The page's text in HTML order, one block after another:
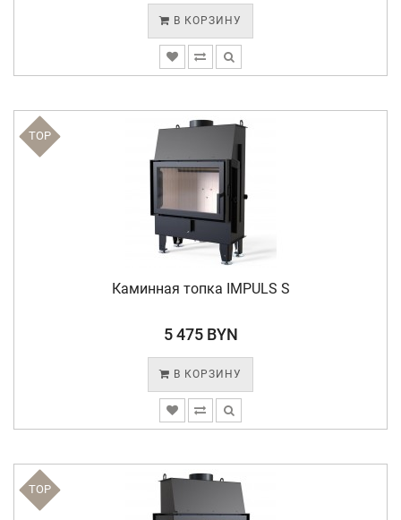
В КОРЗИНУ
TOP
Каминная топка IMPULS S
5 475 BYN
В КОРЗИНУ
TOP